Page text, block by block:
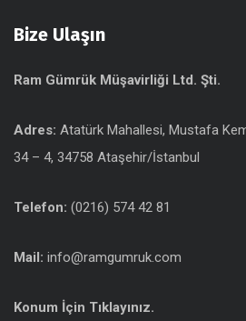
Bize Ulaşın
Ram Gümrük Müşavirliği Ltd. Şti.
Adres: Atatürk Mahallesi, Mustafa
34 – 4, 34758 Ataşehir/İstanbul
Telefon: (0216) 574 42 81
Mail: info@ramgumruk.com
Konum İçin Tıklayınız.